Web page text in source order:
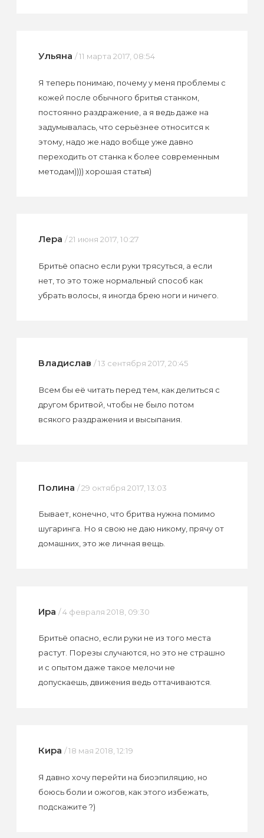
Ульяна / 11 марта 2017, 08:54
Я теперь понимаю, почему у меня проблемы с
кожей после обычного бритья станком,
постоянно раздражение, а я ведь даже на
задумывалась, что серьёзнее относится к
этому, надо же.надо вобще уже давно
переходить от станка к более современным
методам)))) хорошая статья)
Лера / 21 июня 2017, 10:27
Бритьё опасно если руки трясуться, а если
нет, то это тоже нормальный способ как
убрать волосы, я иногда брею ноги и ничего.
Владислав / 13 сентября 2017, 20:45
Всем бы её читать перед тем, как делиться с
другом бритвой, чтобы не было потом
всякого раздражения и высыпания.
Полина / 29 октября 2017, 13:03
Бывает, конечно, что бритва нужна помимо
шугаринга. Но я свою не даю никому, прячу от
домашних, это же личная вещь.
Ира / 4 февраля 2018, 09:30
Бритьё опасно, если руки не из того места
растут. Порезы случаются, но это не страшно
и с опытом даже такое мелочи не
допускаешь, движения ведь оттачиваются.
Кира / 18 мая 2018, 12:19
Я давно хочу перейти на биоэпиляцию, но
боюсь боли и ожогов, как этого избежать,
подскажите ?)